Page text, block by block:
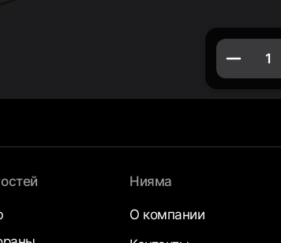
1
Нияма
О компании